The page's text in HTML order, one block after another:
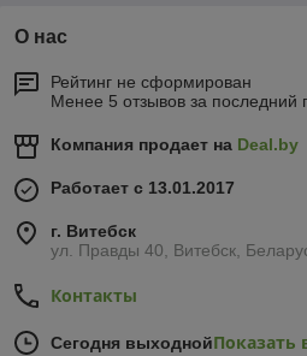
О нас
Рейтинг не сформирован
Менее 5 отзывов за последний
Компания продает на Deal.by
Работает с 13.01.2017
г. Витебск
ул. Правды 40, Витебск,
Контакты
Сегодня выходнойПоказать